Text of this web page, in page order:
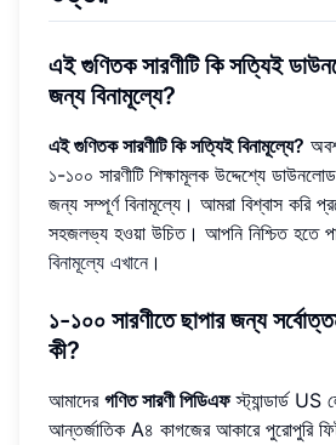
এই গুণিতক সারণীটি কি সত্যিই
জন্য বিনামূল্যে?
এই গুণিতক সারণীটি কি সত্যিই বিনামূল্যে?
১-১০০ সারণীটি শিক্ষামূলক উদ্দেশ্যে
জন্য সম্পূর্ণ বিনামূল্যে। আমরা বিশ্বাস করি
সহজলভ্য হওয়া উচিত। আপনি নিশ্চিত হতে
বিনামূল্যে এখানে।
১-১০০ সারণীতে ছাপার জন্য
কী?
আমাদের গণিত সারণী পিডিএফস্ট্যান্ডার্ড
আন্তর্জাতিক A৪ কাগজের আকারে পুরোপুরি